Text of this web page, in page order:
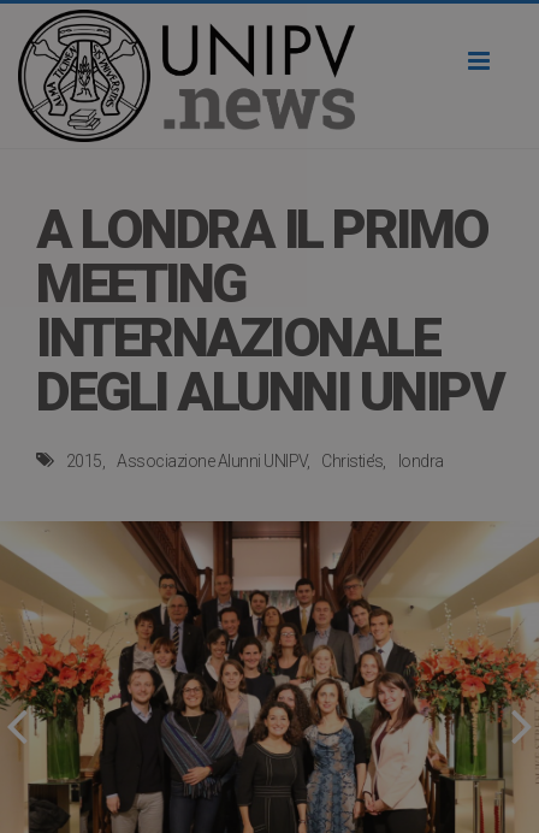
A LONDRA IL PRIMO
MEETING
INTERNAZIONALE
DEGLI ALUNNI UNIPV
2015 Associazione Alunni UNIPV Christie’s londra